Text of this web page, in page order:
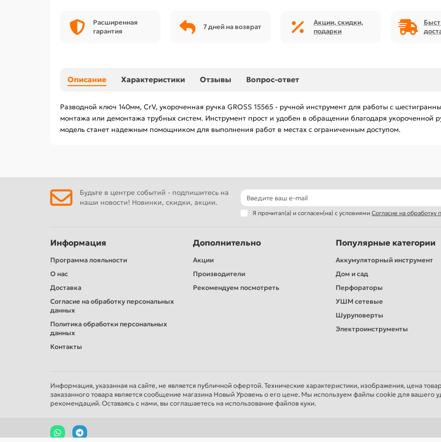
Расширенная
гарантия
7 дней на возврат
Акции, скидки,
подарки
Описание Характеристики Отзывы Вопрос-ответ
Разводной ключ 140мм, CrV, укороченная ручка GROSS 15565 - ручной инструмент для работы с
монтажа или демонтажа трубных систем. Инструмент прост и удобен в обращении благодаря укороченной
модель станет надежным помощником для выполнения работ в местах с ограниченным доступом.
Будьте в центре событий - подпишитесь на
наши новости! Новинки, скидки, акции.
Я прочитал(а) и согласен(на) с условиями Согласие на обработку
Информация
Программа лояльности
О нас
Доставка
Согласие на обработку персональных
данных
Политика обработки персональных
данных
Контакты
Дополнительно
Акции
Производители
Рекомендуем посмотреть
Популярные категории
Аккумуляторный инструмент
Дом и сад
Перфораторы
УШМ сетевые
Шуруповерты
Электроинструменты
Информация, указанная на сайте, не является публичной офертой. Технические характеристики, изображения, цена
заказанного товара является сообщение магазина Новый Уровень о его цене. Мы используем файлы cookie для вашего
рекомендаций. Оставаясь с нами, вы соглашаетесь на использование файлов куки.